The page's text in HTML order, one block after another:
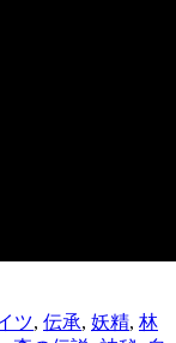
ツ, 伝承, 妖精, 林